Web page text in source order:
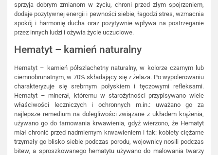
sprzyja dobrym zmianom w życiu, chroni przed złym spojrzeniem,
dodaje pozytywnej energii i pewności siebie, łagodzi stres, wzmacnia
spokój i harmonię ducha oraz pozytywnie wpływa na postrzeganie
przez innych ludzi i ożywia życie uczuciowe.
Hematyt – kamień naturalny
Hematyt – kamień półszlachetny naturalny, w kolorze czarnym lub
ciemnobrunatnym, w 70% składający się z żelaza. Po wypolerowaniu
charakteryzuje się srebrnym połyskiem i tęczowymi refleksami.
Hematyt – minerał, któremu w starożytności przypisywano wiele
właściwości leczniczych i ochronnych m.in.: uważano go za
najlepsze remedium na dolegliwości związane z układem krążenia,
używano go do tamowania krwawienia, gdyż wierzono, że Hematyt
miał chronić przed nadmiernym krwawieniem i tak: kobiety ciężarne
trzymały go blisko siebie podczas porodu, wojownicy nosili podczas
bitew, a sproszkowanego hematytu używano do malowania twarzy